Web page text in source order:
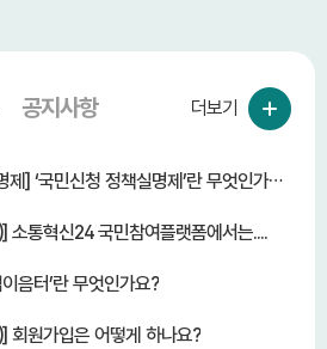
공지사항
제] ‘국민신청 정책실명제’란 무엇인가
소통혁신24 국민참여플랫폼에서는....
음터’란 무엇인가요?
회원가입은 어떻게 하나요?
더보기